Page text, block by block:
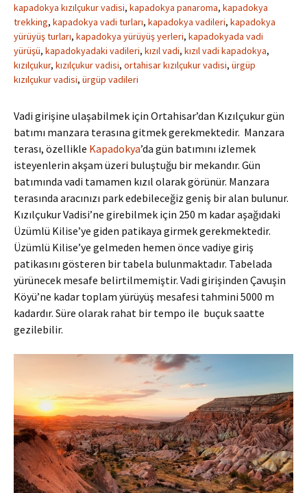
kapadokya kızılçukur vadisi, kapadokya panaroma, kapadokya
trekking, kapadokya vadi turları, kapadokya vadileri, kapadokya
yürüyüş turları, kapadokya yürüyüş yerleri, kapadokyada vadi
yürüşü, kapadokyadaki vadileri, kızıl vadi, kızıl vadi kapadokya,
kızılçukur, kızılçukur vadisi, ortahisar kızılçukur vadisi, ürgüp
kızılçukur vadisi, ürgüp vadileri
Vadi girişine ulaşabilmek için Ortahisar’dan Kızılçukur gün
batımı manzara terasına gitmek gerekmektedir. Manzara
terası, özellikle Kapadokya’da gün batımını izlemek
isteyenlerin akşam üzeri buluştuğu bir mekandır. Gün
batımında vadi tamamen kızıl olarak görünür. Manzara
terasında aracınızı park edebileceğiz geniş bir alan bulunur.
Kızılçukur Vadisi’ne girebilmek için 250 m kadar aşağıdaki
Üzümlü Kilise’ye giden patikaya girmek gerekmektedir.
Üzümlü Kilise’ye gelmeden hemen önce vadiye giriş
patikasını gösteren bir tabela bulunmaktadır. Tabelada
yürünecek mesafe belirtilmemiştir. Vadi girişinden Çavuşin
Köyü’ne kadar toplam yürüyüş mesafesi tahmini 5000 m
kadardır. Süre olarak rahat bir tempo ile buçuk saatte
gezilebilir.